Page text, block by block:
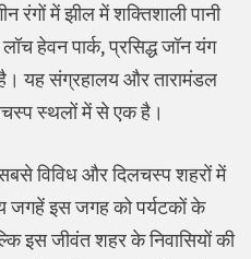
रंगों में झील में शक्तिशाली पानी
हेवन पार्क, प्रसिद्ध जॉन यंग
यह संग्रहालय और तारामंडल
स्थलों में से एक है।
विविध और दिलचस्प शहरों में
इस जगह को पर्यटकों के
इस जीवंत शहर के निवासियों की